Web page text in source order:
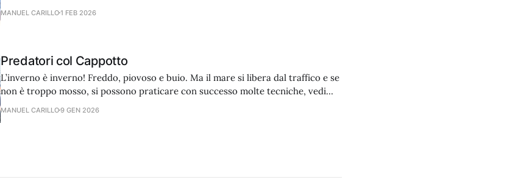
MANUEL CARILLO1 FEB 2026
Predatori col Cappotto
L’inverno è inverno! Freddo, piovoso e buio. Ma il mare si libera dal traffico e se
non è troppo mosso, si possono praticare con successo molte tecniche, vedi
MANUEL CARILLO9 GEN 2026